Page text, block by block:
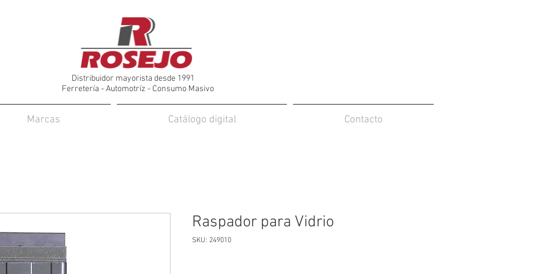
Distribuidor mayorista desde 1991
Ferretería - Automotríz - Consumo Masivo
Marcas Catálogo digital Contacto
Raspador para Vidrio
SKU: 249010